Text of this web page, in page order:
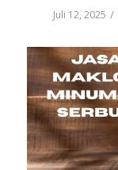
Juli 12, 2025 /